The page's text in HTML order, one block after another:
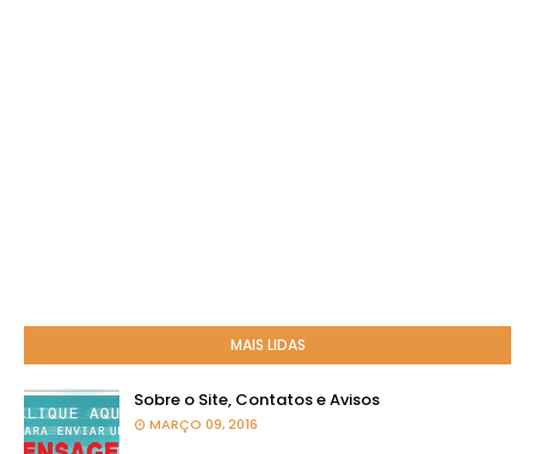
MAIS LIDAS
Sobre o Site, Contatos e Avisos
MARÇO 09, 2016